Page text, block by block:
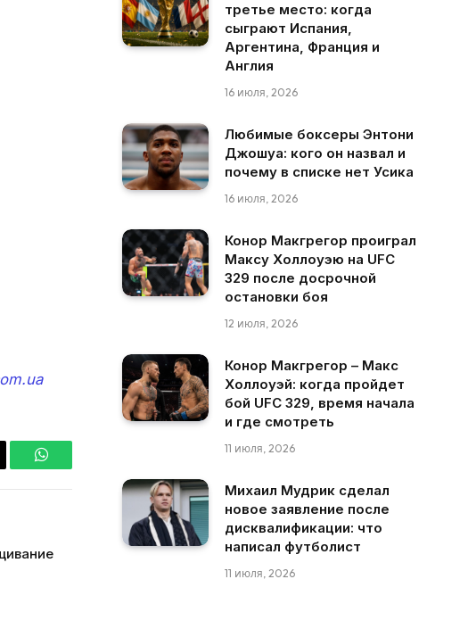
WhatsApp
третье место: когда
сыграют Испания,
Аргентина, Франция и
Англия
16 июля, 2026
Любимые боксеры Энтони
Джошуа: кого он назвал и
почему в списке нет Усика
16 июля, 2026
Конор Макгрегор проиграл
Максу Холлоуэю на UFC
329 после досрочной
остановки боя
12 июля, 2026
Конор Макгрегор – Макс
Холлоуэй: когда пройдет
бой UFC 329, время начала
и где смотреть
11 июля, 2026
Михаил Мудрик сделал
новое заявление после
дисквалификации: что
написал футболист
11 июля, 2026